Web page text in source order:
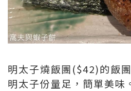
明太子燒飯團($42)的飯
明太子份量足，簡單美味